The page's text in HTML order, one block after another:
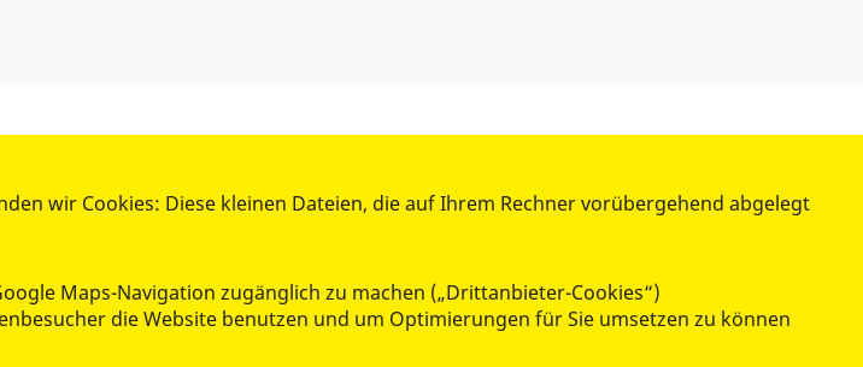
wir Cookies: Diese kleinen Dateien, die auf Ihrem Rechner vorübergehend abgelegt
Maps-Navigation zugänglich zu machen („Drittanbieter-Cookies“)
die Website benutzen und um Optimierungen für Sie umsetzen zu können